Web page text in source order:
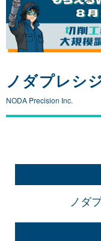
ノダプレシ
NODA Precision Inc.
ノダ